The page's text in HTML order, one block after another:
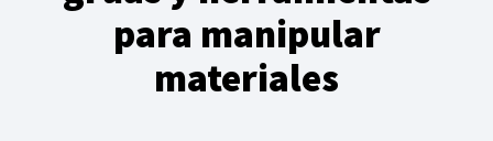
para manipular
materiales